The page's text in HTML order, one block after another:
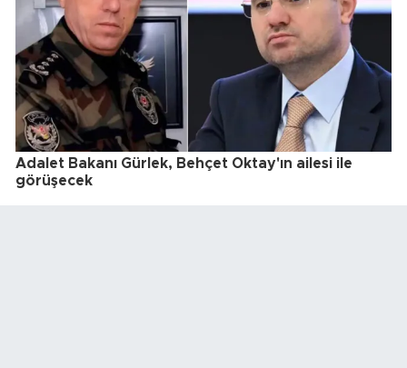
Adalet Bakanı Gürlek, Behçet Oktay'ın ailesi ile
görüşecek